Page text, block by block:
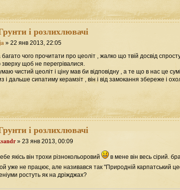
і розлихлювачі
» 22 янв 2013, 22:05
чого прочитати про цеоліт , жалко що твій досвід
щоб не перегрівалися.
чистий цеоліт і ціну мав би відповідну , а те що в нас це
і дальше сипатиму керамзіт , він і від замокання збереже і
і розлихлювачі
» 23 янв 2013, 00:09
якісь він трохи різнокольоровий
в мене він весь сірий.
уже не працює, але називався так "Природній карпатський
ростуть як на дріжджах?